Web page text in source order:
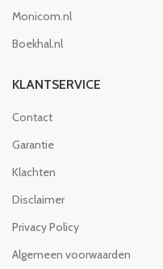
Monicom.nl
Boekhal.nl
KLANTSERVICE
Contact
Garantie
Klachten
Disclaimer
Privacy Policy
Algemeen voorwaarden